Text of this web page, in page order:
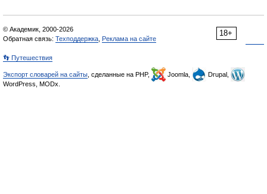
18+
© Академик, 2000-2026
Обратная связь: Техподдержка Реклама на сайте
👣 Путешествия
Экспорт словарей на сайты , сделанные на PHP, Joomla,
Drupal,
WordPress, MODx.